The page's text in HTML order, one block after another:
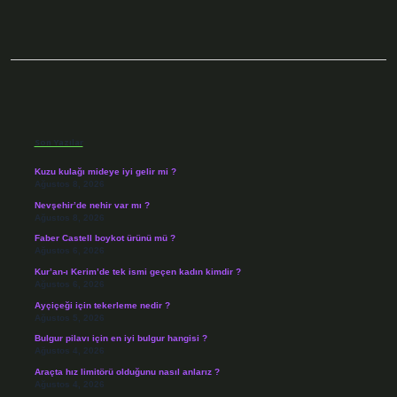
Son Yazılar
Kuzu kulağı mideye iyi gelir mi ?
Ağustos 8, 2026
Nevşehir’de nehir var mı ?
Ağustos 8, 2026
Faber Castell boykot ürünü mü ?
Ağustos 6, 2026
Kur’an-ı Kerim’de tek ismi geçen kadın kimdir ?
Ağustos 6, 2026
Ayçiçeği için tekerleme nedir ?
Ağustos 5, 2026
Bulgur pilavı için en iyi bulgur hangisi ?
Ağustos 4, 2026
Araçta hız limitörü olduğunu nasıl anlarız ?
Ağustos 4, 2026